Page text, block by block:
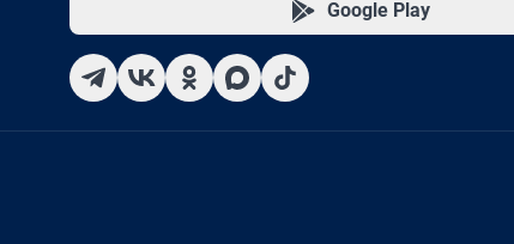
Google Play